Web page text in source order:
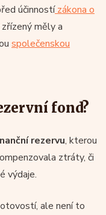
účinnostízákona o
měly a
společenskou
fond?
rezervu, kterou
ztráty, či
výdaje.
ale není to